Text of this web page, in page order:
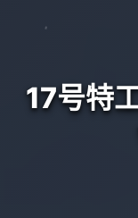
17号特